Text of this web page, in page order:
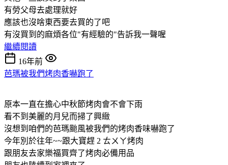
有勞父母去處理就好
應該也沒啥東西要去買的了吧
有沒買到的麻煩各位"有經驗的"告訴我一聲喔
繼續閱讀
16年前
芭瑪被我們烤肉香嚇跑了
原本一直在擔心中秋節烤肉會不會下雨
看不到美麗的月兒而掃了興緻
沒想到咱們的芭瑪颱風被我們的烤肉香味嚇跑了
今年別於往年~~跟大寶趕 2 ㄊㄨㄚ烤肉
跟朋友去家樂福買齊了烤肉必備用品